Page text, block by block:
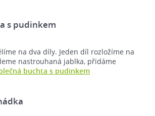
s pudinkem
na dva díly. Jeden díl rozložíme na
nastrouhaná jablka, přidáme
buchta s pudinkem